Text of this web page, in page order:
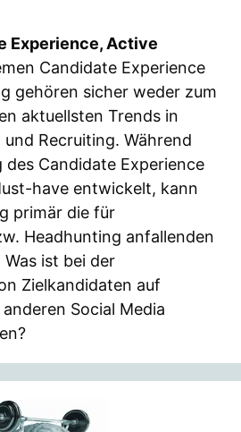
Experience, Active
Candidate Experience
gehören sicher weder zum
aktuellsten Trends in
Recruiting. Während
des Candidate Experience
have entwickelt, kann
primär die für
Headhunting anfallenden
ist bei der
Zielkandidaten auf
Social Media